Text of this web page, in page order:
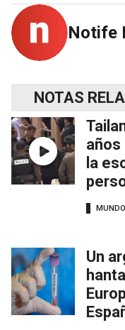
Notife
NOTAS
años
la
MUNDO
Un